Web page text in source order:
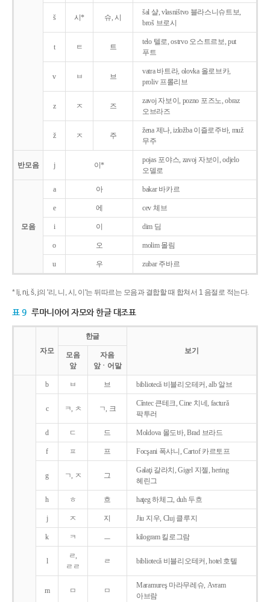
š 시* 슈, 시
šal 샬, vlasništvo 블라스니슈트보,
broš 브로시
t ㅌ 트
telo 텔로, ostrvo 오스트르보, put
푸트
v ㅂ 브
vatra 바트라, olovka 올로브카,
proliv 프롤리브
z ㅈ 즈
zavoj 자보이, pozno 포즈노, obraz
오브라즈
ž ㅈ 주
žena 제나, izložba 이즐로주바, muž
무주
반모음 j 이*
pojas 포야스, zavoj 자보이, odjelo
오델로
모음
a 아 bakar 바카르
e 에 cev 체브
i 이 dim 딤
o 오 molim 몰림
u 우 zubar 주바르
* lj, nj, š, j의 '리, 니, 시, 이'는 뒤따르는 모음과 결합할 때 합쳐서 1 음절로 적는다.
표 9 루마니아어 자모와 한글 대조표
자모
한글
보기
모음
앞
자음
앞ㆍ어말
b ㅂ 브 bibliotecǎ 비블리오테커, alb 알브
c ㅋ, ㅊ ㄱ, 크
Cîntec 큰테크, Cine 치네, facturǎ
팍투러
d ㄷ 드 Moldova 몰도바, Brad 브라드
f ㅍ 프 Focşani 폭샤니, Cartof 카르토프
g ㄱ, ㅈ 그
Galaţi 갈라치, Gigel 지젤, hering
헤린그
h ㅎ 흐 haţeg 하체그, duh 두흐
j ㅈ 지 Jiu 지우, Cluj 클루지
k ㅋ ㅡ kilogram 킬로그람
l
ㄹ,
ㄹㄹ
ㄹ bibliotecǎ 비블리오테커, hotel 호텔
m ㅁ ㅁ
Maramureş 마라무레슈, Avram
아브람